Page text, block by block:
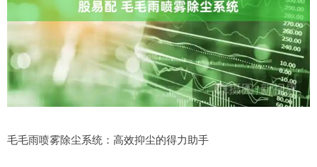
毛毛雨喷雾除尘系统：高效抑尘的得力助手